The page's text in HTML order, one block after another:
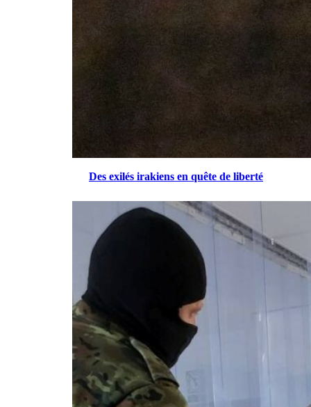
Des exilés irakiens en quête de liberté